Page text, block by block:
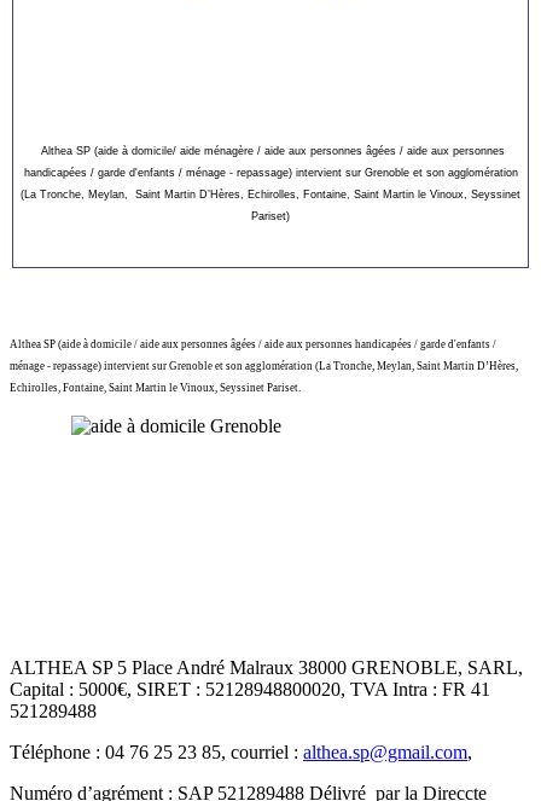
Althea SP (aide à domicile/ aide ménagère / aide aux personnes âgées / aide aux personnes
handicapées / garde d'enfants / ménage - repassage) intervient sur Grenoble et son agglomération
(La Tronche, Meylan, Saint Martin D’Hères, Echirolles, Fontaine, Saint Martin le Vinoux, Seyssinet
Pariset)
Althea SP (aide à domicile / aide aux personnes âgées / aide aux personnes handicapées / garde d'enfants /
ménage - repassage) intervient sur Grenoble et son agglomération (La Tronche, Meylan, Saint Martin D’Hères,
Echirolles, Fontaine, Saint Martin le Vinoux, Seyssinet Pariset.
ALTHEA SP 5 Place André Malraux 38000 GRENOBLE, SARL,
Capital : 5000€, SIRET : 52128948800020, TVA Intra : FR 41
521289488
Téléphone : 04 76 25 23 85, courriel : althea.sp@gmail.com,
Numéro d’agrément : SAP 521289488 Délivré par la Direccte